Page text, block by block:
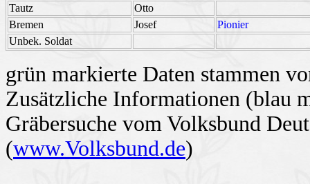
Tautz
Otto
Bremen
Josef
Pionier
Unbek. Soldat
grün markierte Daten stammen
Zusätzliche Informationen (blau
Gräbersuche vom Volksbund
(www.Volksbund.de)